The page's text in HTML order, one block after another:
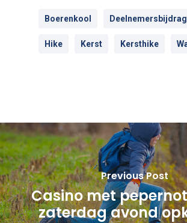
Boerenkool
Hike Kerst Kersthike
Previous Post
Casino met
zaterdag avond